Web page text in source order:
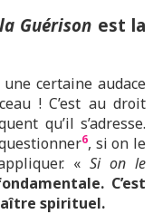
Guérison est la
certaine audace
! C’est au droit
qu’il s’adresse.
6, si on le
« Si on le
C’est
spirituel.